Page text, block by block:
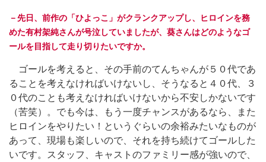
－先日、前作の「ひよっこ」がクランクアップし、ヒロインを務
めた有村架純さんが号泣していましたが、葵さんはどのようなゴ
ールを目指して走り切りたいですか。
ゴールを考えると、その手前のてんちゃんが５０代であ
ることを考えなければいけないし、そうなると４０代、３
０代のことも考えなければいけないから不安しかないです
（苦笑）。でも今は、もう一度チャンスがあるなら、また
ヒロインをやりたい！というぐらいの余裕みたいなものが
あって、現場も楽しいので、それを持ち続けてゴールした
いです。スタッフ、キャストのファミリー感が強いので、